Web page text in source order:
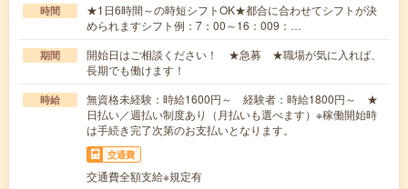
時間
★1日6時間～の時短シフトOK★都合に合わせてシフトが決
められますシフト例：7：00～16：009：…
期間
開始日はご相談ください！ ★急募 ★職場が気に入れば、
長期でも働けます！
時給
無資格未経験：時給1600円～ 経験者：時給1800円～ ★
日払い／週払い制度あり（月払いも選べます）※稼働開始時
は手続き完了次第のお支払いとなります。
交通費
交通費全額支給※規定有